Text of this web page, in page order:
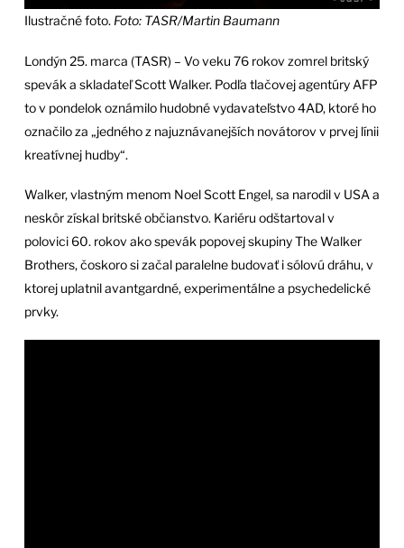
Ilustračné foto. Foto: TASR/Martin Baumann
Londýn 25. marca (TASR) – Vo veku 76 rokov zomrel britský
spevák a skladateľ Scott Walker. Podľa tlačovej agentúry AFP
to v pondelok oznámilo hudobné vydavateľstvo 4AD, ktoré ho
označilo za „jedného z najuznávanejších novátorov v prvej línii
kreatívnej hudby“.
Walker, vlastným menom Noel Scott Engel, sa narodil v USA a
neskôr získal britské občianstvo. Kariéru odštartoval v
polovici 60. rokov ako spevák popovej skupiny The Walker
Brothers, čoskoro si začal paralelne budovať i sólovú dráhu, v
ktorej uplatnil avantgardné, experimentálne a psychedelické
prvky.